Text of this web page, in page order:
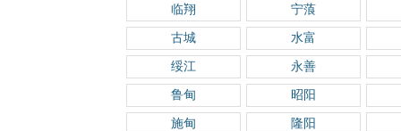
临翔 宁蒗
古城 水富
绥江 永善
鲁甸 昭阳
施甸 隆阳